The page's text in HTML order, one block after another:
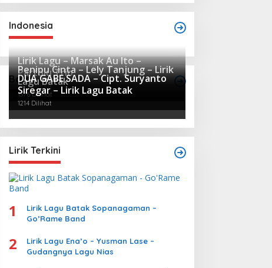
Indonesia
Batak
Lirik Lagu – Marsak Au Ito –
Partolu Trio
1491 Dilihat
Penipu Cinta – Lely Tanjung – Lirik
Lagu Batak
1376 Dilihat
DUA GABE SADA – Cipt. Suryanto
Siregar – Lirik Lagu Batak
1214 Dilihat
Lirik Terkini
1
Lirik Lagu Batak Sopanagaman –
Go’Rame Band
2
Lirik Lagu Ena’o – Yusman Lase –
Gudangnya Lagu Nias